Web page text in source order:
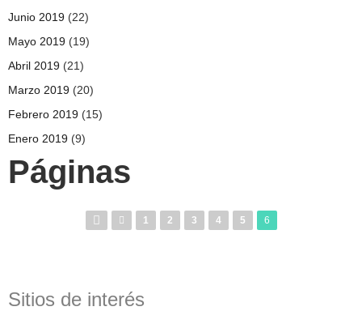
Junio 2019 (22)
Mayo 2019 (19)
Abril 2019 (21)
Marzo 2019 (20)
Febrero 2019 (15)
Enero 2019 (9)
Páginas
1 2 3 4 5 6
Sitios de interés